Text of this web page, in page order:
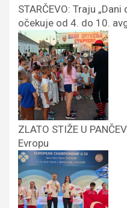
STARČEVO: Traju
očekuje od 4. do 10.
ZLATO STIŽE U
Evropu